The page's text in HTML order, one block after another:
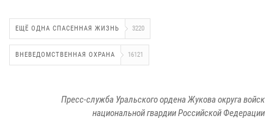
ЕЩЁ ОДНА СПАСЕННАЯ ЖИЗНЬ 3220
ВНЕВЕДОМСТВЕННАЯ ОХРАНА 16121
Пресс-служба Уральского ордена Жукова округа войск
национальной гвардии Российской Федерации